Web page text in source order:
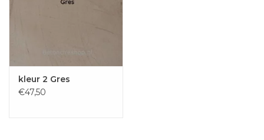
kleur 2 Gres
€47,50